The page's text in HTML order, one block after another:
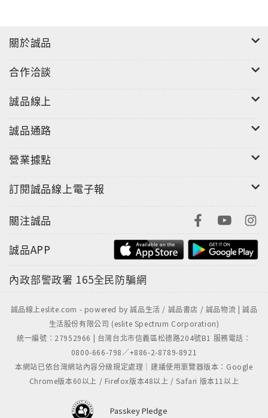
關於誠品
合作洽談
誠品線上
誠品通路
營業據點
訂閱誠品線上電子報
關注誠品
誠品APP
內政部警政署 165全民防騙網
誠品線上eslite.com - powered by 誠品生活 / 誠品書店 / 誠品物流 | 誠品
生活股份有限公司 (eslite Spectrum Corporation)
統一編號：27952966 | 台灣台北市信義區松德路204號B1 服務電話：
0800-666-798／+886-2-8789-8921
本網站已依台灣網站內容分級規定處理｜建議使用瀏覽器版本：Google
Chrome版本60以上 / Firefox版本48以上 / Safari 版本11以上
Passkey Pledge